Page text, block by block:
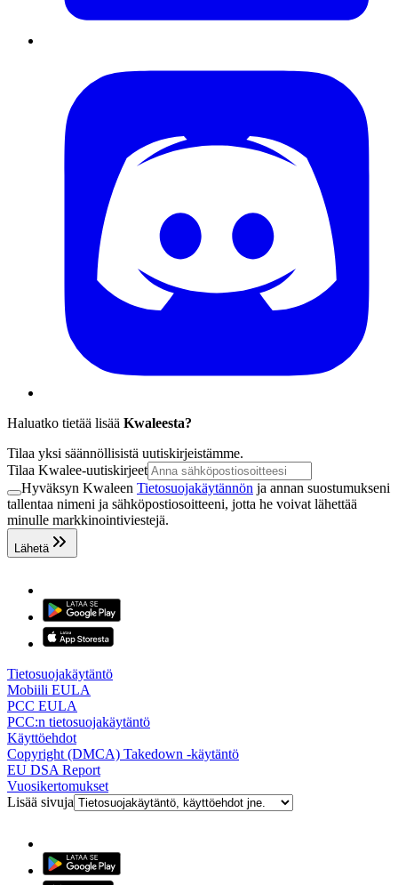
Haluatko tietää lisää Kwaleesta?
Tilaa yksi säännöllisistä uutiskirjeistämme.
Tilaa Kwalee-uutiskirjeet
Hyväksyn Kwaleen Tietosuojakäytännön ja annan suostumukseni
tallentaa nimeni ja sähköpostiosoitteeni, jotta he voivat lähettää
minulle markkinointiviestejä.
Lähetä
Tietosuojakäytäntö
Mobiili EULA
PCC EULA
PCC:n tietosuojakäytäntö
Käyttöehdot
Copyright (DMCA) Takedown -käytäntö
EU DSA Report
Vuosikertomukset
Lisää sivuja